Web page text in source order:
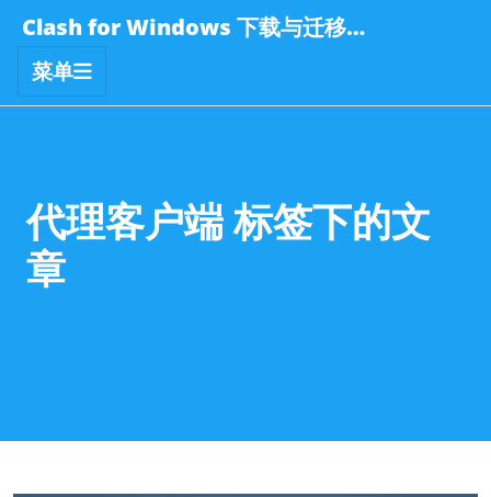
Clash for Windows 下载与迁移指南
菜单
代理客户端 标签下的文
章